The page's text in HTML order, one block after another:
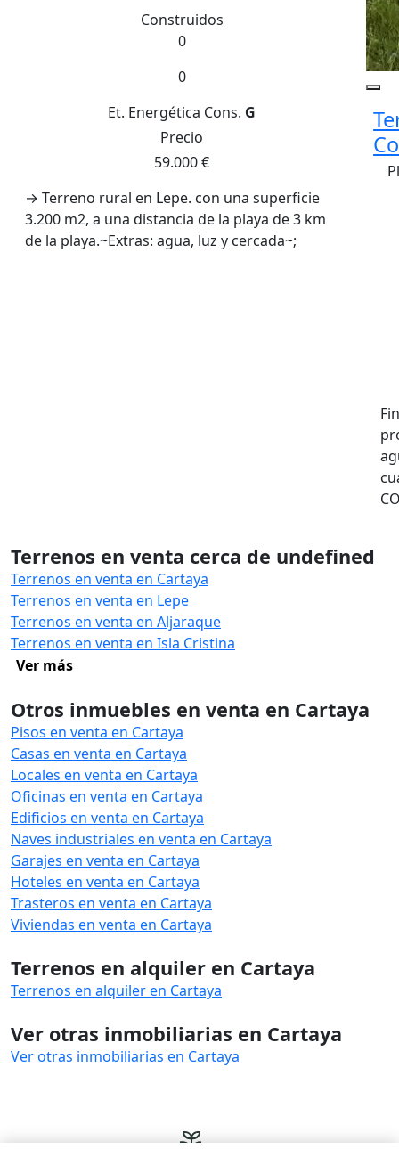
Construidos
0
0
Et. Energética Cons. G
Precio
59.000 €
→ Terreno rural en Lepe. con una superficie
3.200 m2, a una distancia de la playa de 3 km
de la playa.~Extras: agua, luz y cercada~;
Terrenos en venta cerca de undefined
Terrenos en venta en Cartaya
Terrenos en venta en Lepe
Terrenos en venta en Aljaraque
Terrenos en venta en Isla Cristina
Ver más
Otros inmuebles en venta en Cartaya
Pisos en venta en Cartaya
Casas en venta en Cartaya
Locales en venta en Cartaya
Oficinas en venta en Cartaya
Edificios en venta en Cartaya
Naves industriales en venta en Cartaya
Garajes en venta en Cartaya
Hoteles en venta en Cartaya
Trasteros en venta en Cartaya
Viviendas en venta en Cartaya
Terrenos en alquiler en Cartaya
Terrenos en alquiler en Cartaya
Ver otras inmobiliarias en Cartaya
Ver otras inmobiliarias en Cartaya